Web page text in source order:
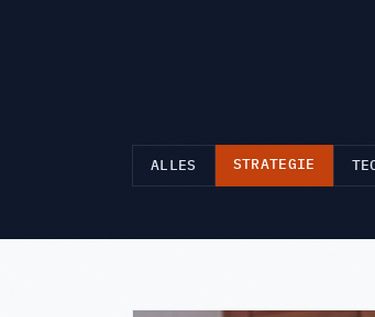
ALLES STRATEGIE